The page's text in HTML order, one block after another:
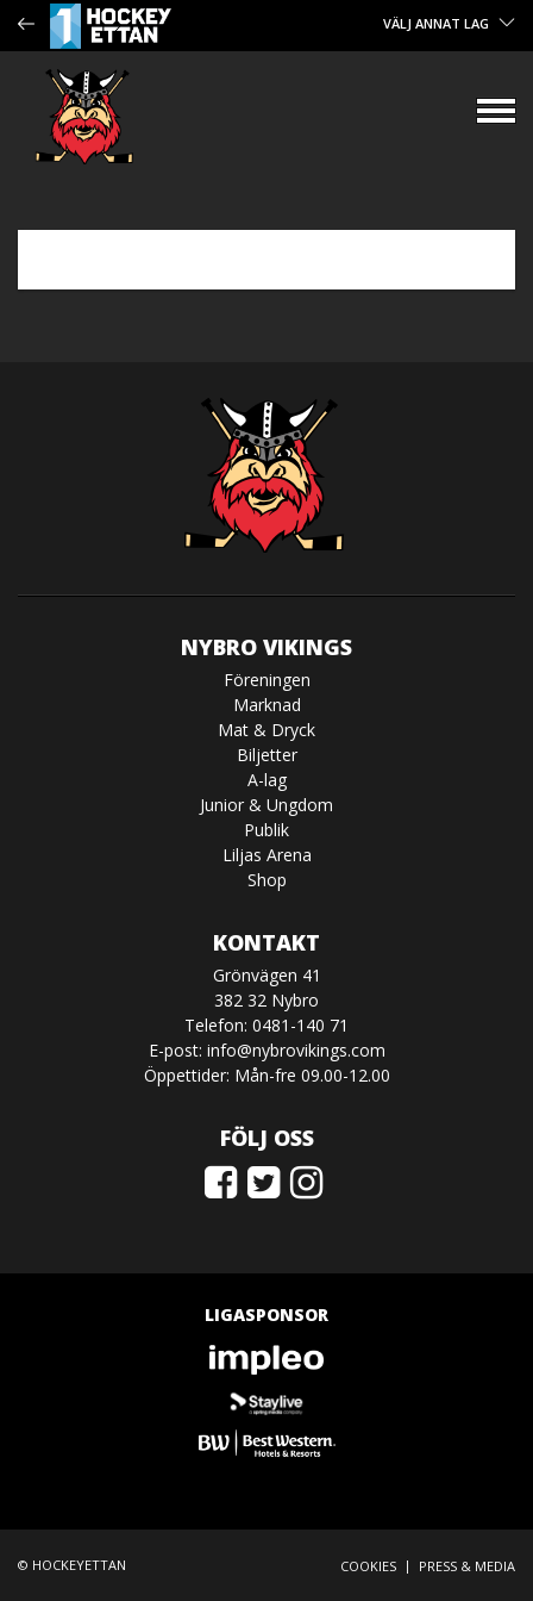
VÄLJ ANNAT LAG
NYBRO VIKINGS
Föreningen
Marknad
Mat & Dryck
Biljetter
A-lag
Junior & Ungdom
Publik
Liljas Arena
Shop
KONTAKT
Grönvägen 41
382 32 Nybro
Telefon: 0481-140 71
E-post: info@nybrovikings.com
Öppettider: Mån-fre 09.00-12.00
FÖLJ OSS
LIGASPONSOR
© HOCKEYETTAN COOKIES | PRESS & MEDIA